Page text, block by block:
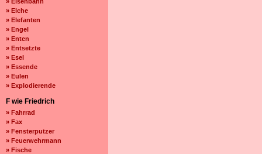
» Elche
» Elefanten
» Engel
» Enten
» Entsetzte
» Esel
» Essende
» Eulen
» Explodierende
F wie Friedrich
» Fahrrad
» Fax
» Fensterputzer
» Feuerwehrmann
» Fische